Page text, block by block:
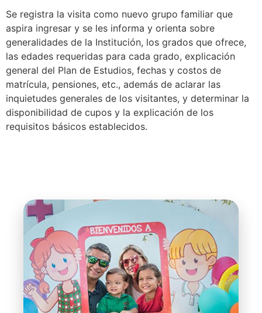
Se registra la visita como nuevo grupo familiar que
aspira ingresar y se les informa y orienta sobre
generalidades de la Institución, los grados que ofrece,
las edades requeridas para cada grado, explicación
general del Plan de Estudios, fechas y costos de
matrícula, pensiones, etc., además de aclarar las
inquietudes generales de los visitantes, y determinar la
disponibilidad de cupos y la explicación de los
requisitos básicos establecidos.